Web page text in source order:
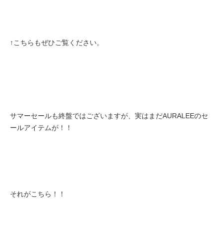
↑こちらもぜひご覧ください。
サマーセールも終盤ではございますが、実はまだAURALEEのセ
ールアイテムが！！
それがこちら！！